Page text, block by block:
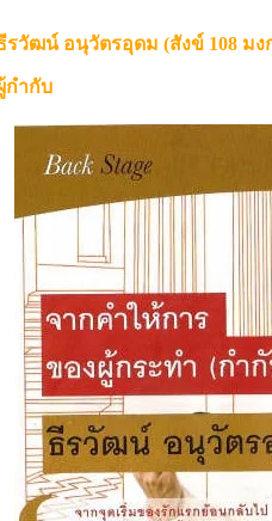
รวัฒน์ อนุวัตรอุดม (สังข์ 108 มง
กำกับ